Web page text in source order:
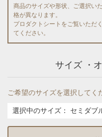
商品のサイズや形状、ご選択い
格が異なります。
プロダクトシートをご覧いただ
てください。
サイズ ・
ご希望のサイズを選択してく
選択中のサイズ： セミダブ